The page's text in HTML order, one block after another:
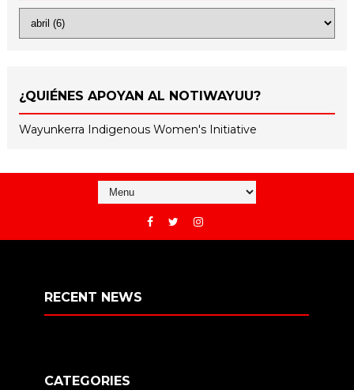
¿QUIÉNES APOYAN AL NOTIWAYUU?
Wayunkerra Indigenous Women's Initiative
RECENT NEWS
CATEGORIES